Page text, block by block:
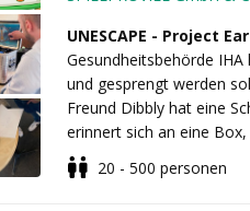
UNESCAPE - Project
Gesundheitsbehörde
und gesprengt werden
Freund Dibbly hat eine
erinnert sich an eine
Box enthält viele
Haken: Die Zeit ist
20 - 500 personen